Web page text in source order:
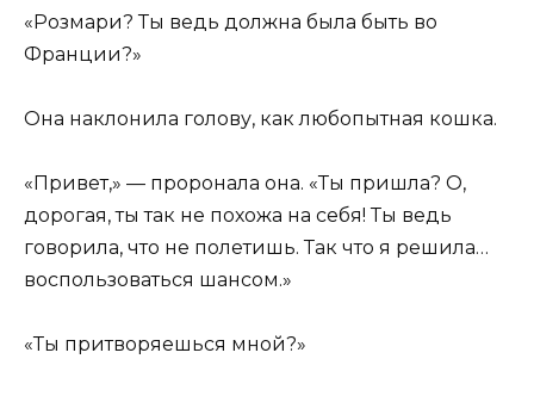
«Розмари? Ты ведь должна была быть во
Франции?»
Она наклонила голову, как любопытная кошка.
«Привет,» — проронала она. «Ты пришла? О,
дорогая, ты так не похожа на себя! Ты ведь
говорила, что не полетишь. Так что я решила…
воспользоваться шансом.»
«Ты притворяешься мной?»